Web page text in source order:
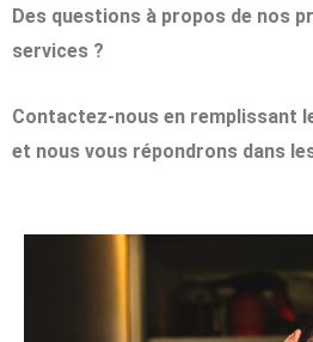
Des questions à propos de nos
services ?
Contactez-nous en remplissant
et nous vous répondrons dans